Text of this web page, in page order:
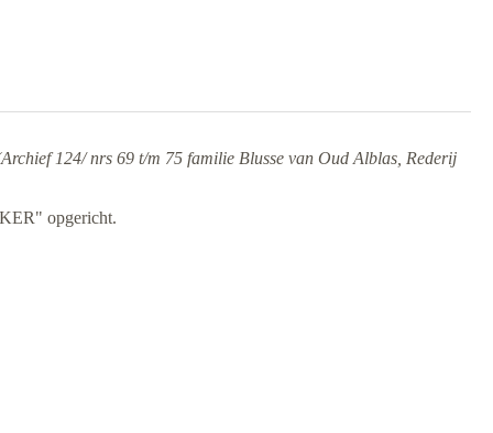
124/ nrs 69 t/m 75 familie Blusse van Oud Alblas, Rederij
opgericht.